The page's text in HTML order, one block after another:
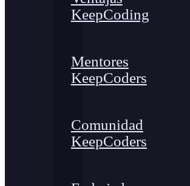
KeepCoding
Mentores
KeepCoders
Comunidad
KeepCoders